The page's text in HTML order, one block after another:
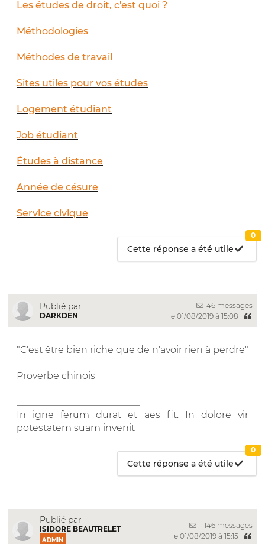
Les études de droit, c'est quoi ?
Méthodologies
Méthodes de travail
Sites utiles pour vos études
Logement étudiant
Job étudiant
Études à distance
Année de césure
Service civique
Cette réponse a été utile
0
Publié par
DARKDEN
46 messages
le 01/08/2019 à 15:08
"C'est être bien riche que de n'avoir rien à perdre"
Proverbe chinois
In igne ferum durat et aes fit. In dolore vir
potestatem suam invenit
Cette réponse a été utile
0
Publié par
ISIDORE BEAUTRELET
ADMIN
11146 messages
le 01/08/2019 à 15:15